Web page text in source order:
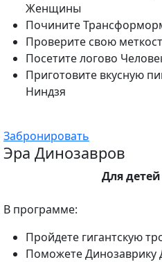
Женщины
Почините
Проверите свою
Посетите логово
Приготовите вкусную
Ниндзя
Забронировать
Эра Динозавров
Для детей
В программе:
Пройдете гигантскую
Поможете Динозаврику